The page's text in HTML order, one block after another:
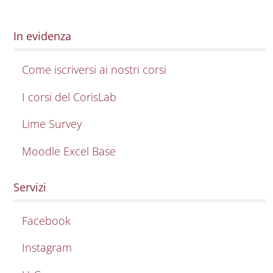
In evidenza
Come iscriversi ai nostri corsi
I corsi del CorisLab
Lime Survey
Moodle Excel Base
Servizi
Facebook
Instagram